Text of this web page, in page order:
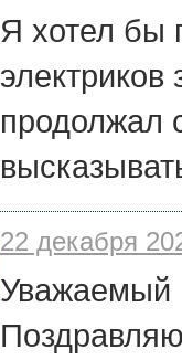
Я хотел бы
продолжал
22 декабря
Уважаемый